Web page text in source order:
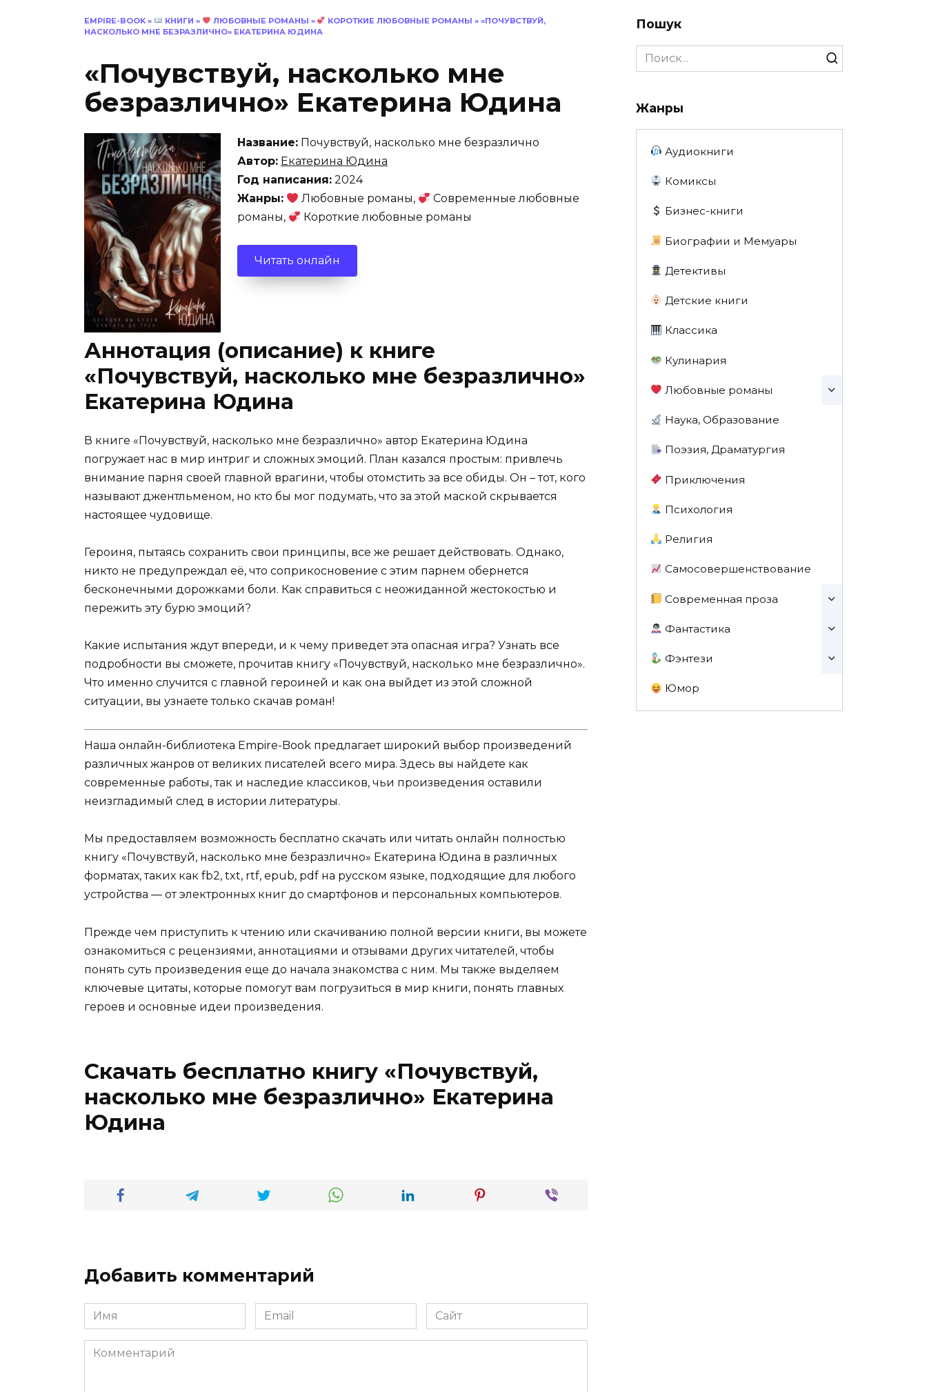
EMPIRE-BOOK » КНИГИ » ЛЮБОВНЫЕ РОМАНЫ » КОРОТКИЕ ЛЮБОВНЫЕ РОМАНЫ »«ПОЧУВСТВУЙ,
НАСКОЛЬКО МНЕ БЕЗРАЗЛИЧНО» ЕКАТЕРИНА ЮДИНА
«Почувствуй, насколько мне
безразлично» Екатерина Юдина
Название: Почувствуй, насколько мне безразлично
Автор: Екатерина Юдина
Год написания: 2024
Жанры:
Любовные романы,
Современные любовные
романы,
Короткие любовные романы
Читать онлайн
Аннотация (описание) к книге
«Почувствуй, насколько мне безразлично»
Екатерина Юдина
В книге «Почувствуй, насколько мне безразлично» автор Екатерина Юдина
погружает нас в мир интриг и сложных эмоций. План казался простым: привлечь
внимание парня своей главной врагини, чтобы отомстить за все обиды. Он – тот, кого
называют джентльменом, но кто бы мог подумать, что за этой маской скрывается
настоящее чудовище.
Героиня, пытаясь сохранить свои принципы, все же решает действовать. Однако,
никто не предупреждал её, что соприкосновение с этим парнем обернется
бесконечными дорожками боли. Как справиться с неожиданной жестокостью и
пережить эту бурю эмоций?
Какие испытания ждут впереди, и к чему приведет эта опасная игра? Узнать все
подробности вы сможете, прочитав книгу «Почувствуй, насколько мне безразлично».
Что именно случится с главной героиней и как она выйдет из этой сложной
ситуации, вы узнаете только скачав роман!
Наша онлайн-библиотека Empire-Book предлагает широкий выбор произведений
различных жанров от великих писателей всего мира. Здесь вы найдете как
современные работы, так и наследие классиков, чьи произведения оставили
неизгладимый след в истории литературы.
Мы предоставляем возможность бесплатно скачать или читать онлайн полностью
книгу «Почувствуй, насколько мне безразлично» Екатерина Юдина в различных
форматах, таких как fb2, txt, rtf, epub, pdf на русском языке, подходящие для любого
устройства — от электронных книг до смартфонов и персональных компьютеров.
Прежде чем приступить к чтению или скачиванию полной версии книги, вы можете
ознакомиться с рецензиями, аннотациями и отзывами других читателей, чтобы
понять суть произведения еще до начала знакомства с ним. Мы также выделяем
ключевые цитаты, которые помогут вам погрузиться в мир книги, понять главных
героев и основные идеи произведения.
Скачать бесплатно книгу «Почувствуй,
насколько мне безразлично» Екатерина
Юдина
Добавить комментарий
Имя
*
Email
*
Сайт
Комментарий
Пошук
Search
for:
Жанры
Аудиокниги
Комиксы
Бизнес-книги
Биографии и Мемуары
Детективы
Детские книги
Классика
Кулинария
Любовные романы
Наука, Образование
Поэзия, Драматургия
Приключения
Психология
Религия
Самосовершенствование
Современная проза
Фантастика
Фэнтези
Юмор